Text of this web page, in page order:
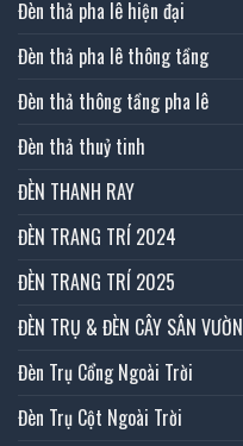
Đèn thả pha lê hiện đại
Đèn thả pha lê thông tầng
Đèn thả thông tầng pha lê
Đèn thả thuỷ tinh
ĐÈN THANH RAY
ĐÈN TRANG TRÍ 2024
ĐÈN TRANG TRÍ 2025
ĐÈN TRỤ & ĐÈN CÂY SÂN VƯỜN
Đèn Trụ Cổng Ngoài Trời
Đèn Trụ Cột Ngoài Trời